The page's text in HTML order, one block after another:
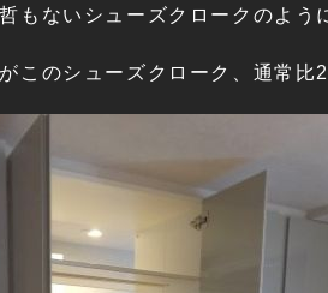
もないシューズクロークのよう
このシューズクローク、通常比